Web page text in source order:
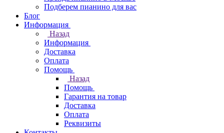
Подберем пианино для вас
Блог
Информация
Назад
Информация
Доставка
Оплата
Помощь
Назад
Помощь
Гарантия на товар
Доставка
Оплата
Реквизиты